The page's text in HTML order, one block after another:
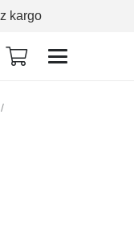
kargo
/